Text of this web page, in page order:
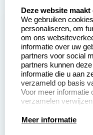
Aanvraag op maat
Betaling &
Verzending
Wederverkoper
worden
Sale
Deze website
We gebruiken
personaliseren, om
om ons
informatie over uw
partners voor social
partners kunnen
informatie die u aan
verzameld op basis
Voor meer informatie
verzamelen
Meer informatie